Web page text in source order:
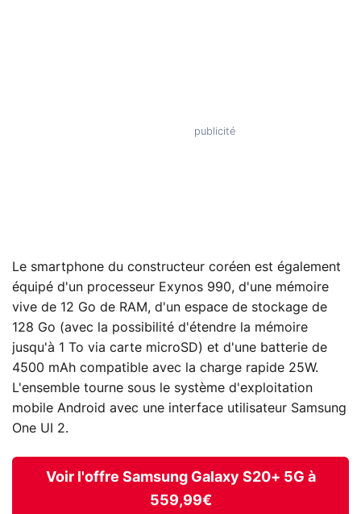
Le smartphone du constructeur coréen est également
équipé d'un processeur Exynos 990, d'une mémoire
vive de 12 Go de RAM, d'un espace de stockage de
128 Go (avec la possibilité d'étendre la mémoire
jusqu'à 1 To via carte microSD) et d'une batterie de
4500 mAh compatible avec la charge rapide 25W.
L'ensemble tourne sous le système d'exploitation
mobile Android avec une interface utilisateur Samsung
One UI 2.
Voir l'offre Samsung Galaxy S20+ 5G à
559,99€